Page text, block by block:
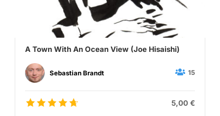
A Town With An Ocean View (Joe Hisaishi)
Sebastian Brandt 15
5,00 €